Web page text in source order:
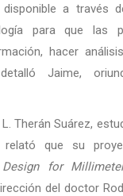
a través
para que las
hacer
Jaime,
Therán Suárez,
relató que su
for
del doctor